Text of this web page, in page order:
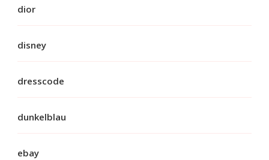
dior
disney
dresscode
dunkelblau
ebay